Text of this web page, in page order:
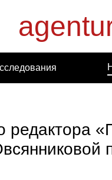
редактора